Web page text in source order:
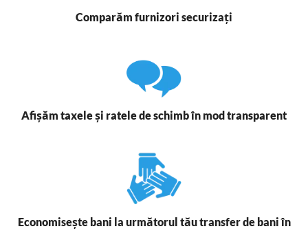
Comparăm furnizori securizați
Afișăm taxele și ratele de schimb în mod transparent
Economisește bani la următorul tău transfer de bani în